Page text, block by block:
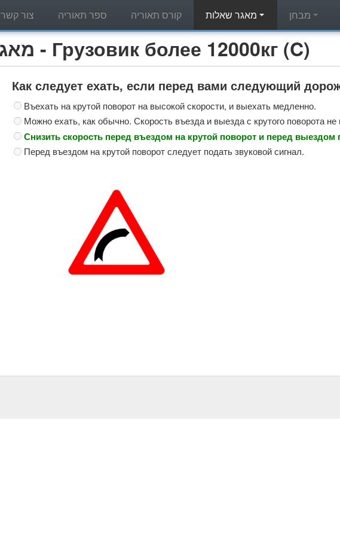
קורס תאוריה ספר תאוריה צור קשר
מאגר שאלות תאוריה - Грузовик более 12000кг (C)
Как следует ехать, если перед вами следующий
Въехать на крутой поворот на высокой скорости, и выехать медленно.
Можно ехать, как обычно. Скорость въезда и выезда с крутого поворота не
Снизить скорость перед въездом на крутой поворот и перед выездом
Перед въездом на крутой поворот следует подать звуковой сигнал.